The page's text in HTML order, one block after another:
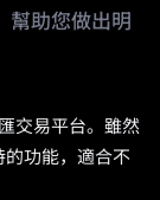
幫助您做出明
交易平台。雖然
功能，適合不